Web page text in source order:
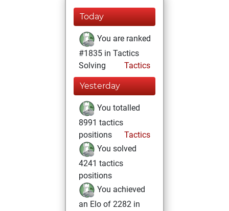
Today
You are ranked
#1835 in Tactics
Solving
Tactics
Yesterday
You totalled
8991 tactics
positions
Tactics
You solved
4241 tactics
positions
You achieved
an Elo of 2282 in